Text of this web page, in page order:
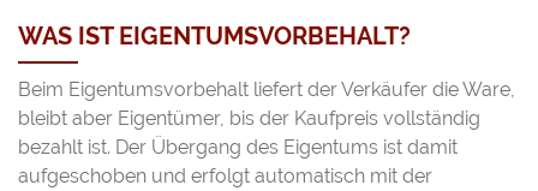
WAS IST EIGENTUMSVORBEHALT?
Beim Eigentumsvorbehalt liefert der Verkäufer die Ware,
bleibt aber Eigentümer, bis der Kaufpreis vollständig
bezahlt ist. Der Übergang des Eigentums ist damit
aufgeschoben und erfolgt automatisch mit der